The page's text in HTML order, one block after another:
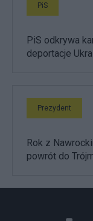
PiS
PiS odkrywa
deportacje
Prezydent
Rok z
powrót do